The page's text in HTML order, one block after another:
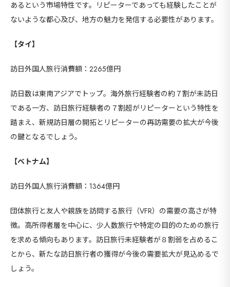
あるという市場特性です。リピーターであっても経験したことが
ないような都心及び、地⽅の魅⼒を発信する必要性があります。
【タイ】
訪日外国人旅行消費額：2265億円
訪日数は東南アジアでトップ。海外旅⾏経験者の約７割が未訪⽇
である⼀方、訪⽇旅⾏経験者の７割超がリピーターという特性を
踏まえ、新規訪⽇層の開拓とリピーターの再訪需要の拡⼤が今後
の鍵となるでしょう。
【ベトナム】
訪日外国人旅行消費額：1364億円
団体旅行と友人や親族を訪問する旅行（VFR）の需要の高さが特
徴。⾼所得者層を中⼼に、少⼈数旅⾏や特定の目的のための旅⾏
を求める傾向もあります。訪⽇旅⾏未経験者が８割弱を占めるこ
とから、新たな訪⽇旅⾏者の獲得が今後の需要拡大が見込めるで
しょう。